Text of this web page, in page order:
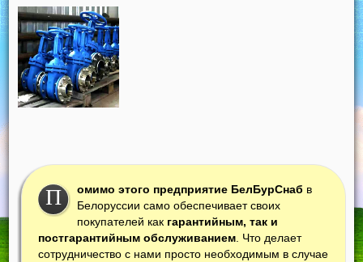
П омимо этого предприятие БелБурСнаб в
Белоруссии само обеспечивает своих
покупателей как гарантийным, так и
постгарантийным обслуживанием . Что делает
сотрудничество с нами просто необходимым в случае